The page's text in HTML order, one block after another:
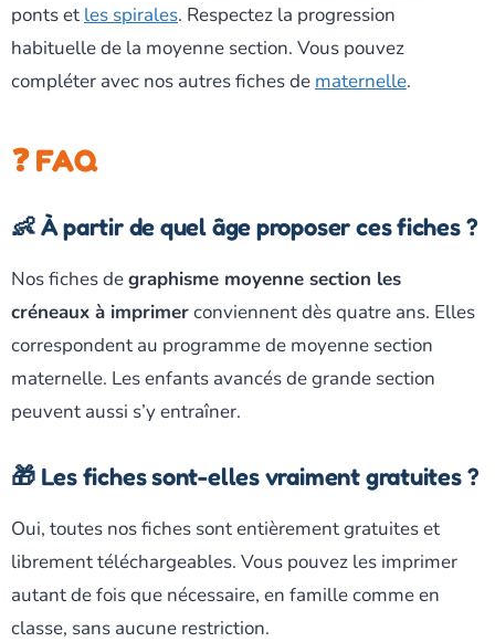
ponts et les spirales. Respectez la progression
habituelle de la moyenne section. Vous pouvez
compléter avec nos autres fiches de maternelle.
❓ FAQ
👶 À partir de quel âge proposer ces fiches ?
Nos fiches degraphisme moyenne section les
créneaux à imprimerconviennent dès quatre ans. Elles
correspondent au programme de moyenne section
maternelle. Les enfants avancés de grande section
peuvent aussi s’y entraîner.
🎁 Les fiches sont-elles vraiment gratuites ?
Oui, toutes nos fiches sont entièrement gratuites et
librement téléchargeables. Vous pouvez les imprimer
autant de fois que nécessaire, en famille comme en
classe, sans aucune restriction.